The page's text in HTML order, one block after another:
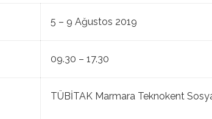
5 – 9 Ağustos 2019
09.30 – 17.30
TÜBİTAK Marmara Teknokent